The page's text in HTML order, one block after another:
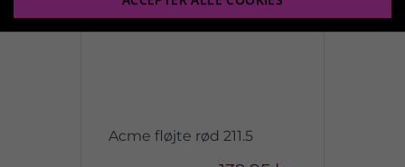
Acme fløjte rød 211.5